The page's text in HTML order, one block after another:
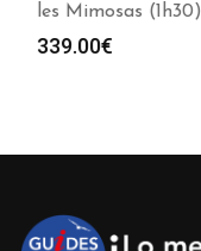
les Mimosas (1h30)
339.00€